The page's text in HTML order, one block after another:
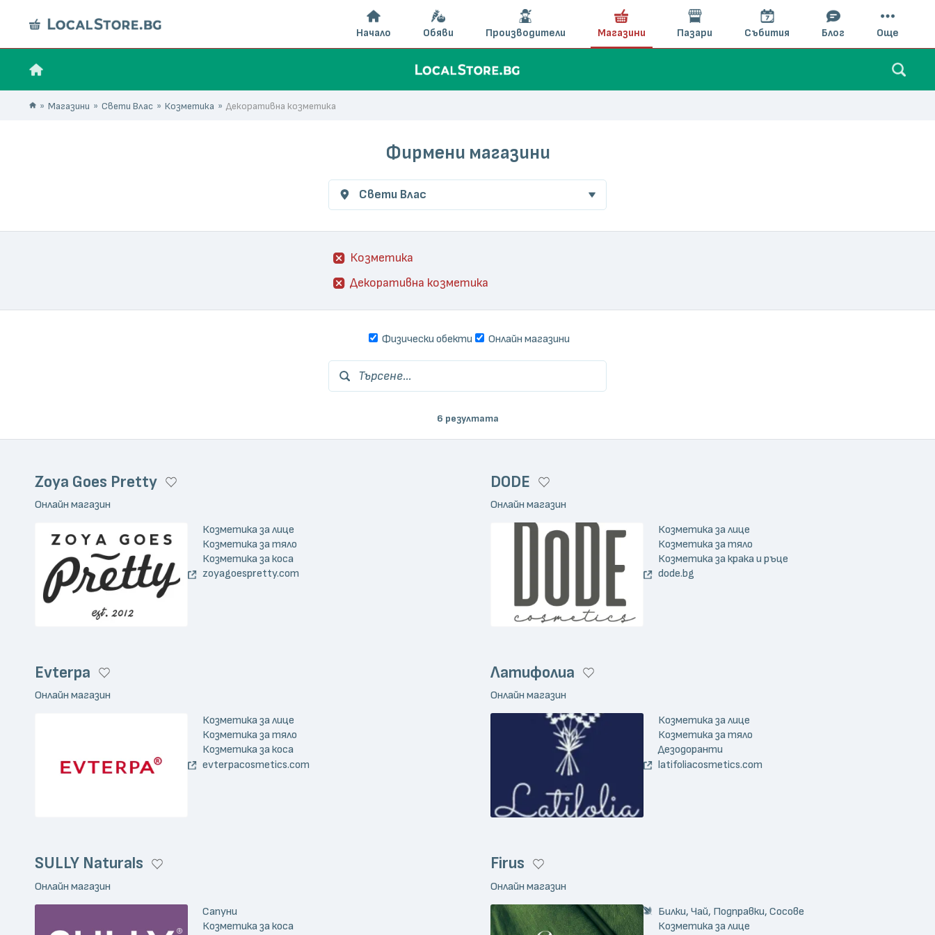
Магазини Свети Влас Козметика Декоративна козметика
Фирмени магазини
Свети Влас
Козметика
Декоративна козметика
Физически обекти Онлайн магазини
Търсене...
6 резултата
Zoya Goes Pretty
Онлайн магазин
Козметика за лице
Козметика за тяло
Козметика за коса
zoyagoespretty.com
DODE
Онлайн магазин
Козметика за лице
Козметика за тяло
Козметика за крака и ръце
dode.bg
Evterpa
Онлайн магазин
Козметика за лице
Козметика за тяло
Козметика за коса
evterpacosmetics.com
Латифолиа
Онлайн магазин
Козметика за лице
Козметика за тяло
Дезодоранти
latifoliacosmetics.com
SULLY Naturals
Онлайн магазин
Сапуни
Козметика за коса
Firus
Онлайн магазин
Билки, Чай, Подправки, Сосове
Козметика за лице
Начало Обяви Производители Магазини Пазари Събития Блог Още